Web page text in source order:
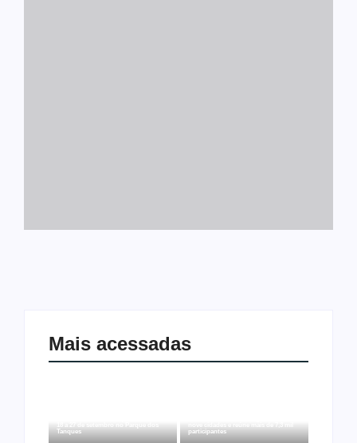
Mais acessadas
18 a 27 de setembro no Parque dos
Tanques
nove cidades e reúne mais de 7,3 mil
participantes